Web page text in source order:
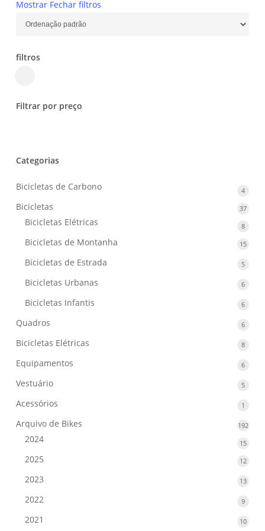
Mostrar Fechar filtros
filtros
Filtrar por preço
Categorias
Bicicletas de Carbono 44
Bicicletas 3737
Bicicletas Elétricas 88
Bicicletas de Montanha 1515
Bicicletas de Estrada 55
Bicicletas Urbanas 66
Bicicletas Infantis 66
Quadros 66
Bicicletas Elétricas 88
Equipamentos 66
Vestuário 55
Acessórios 1
Arquivo de Bikes 192192
2024 1515
2025 1212
2023 1313
2022 99
2021 1010